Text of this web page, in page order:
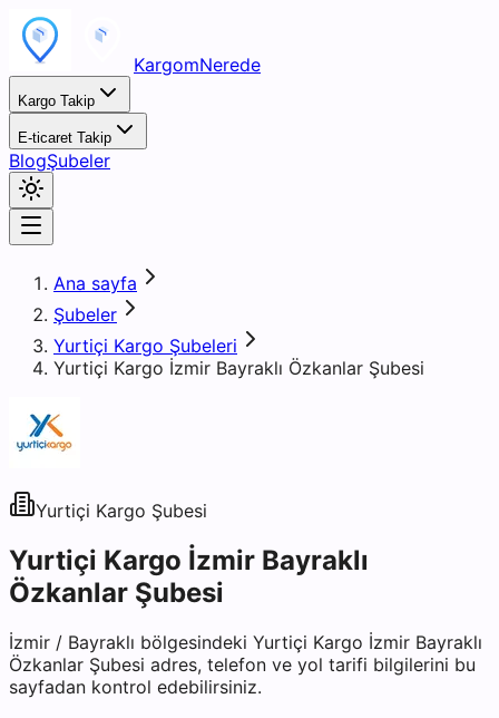
KargomNerede
Kargo Takip
E-ticaret Takip
BlogŞubeler
Ana sayfa
Şubeler
Yurtiçi Kargo Şubeleri
Yurtiçi Kargo İzmir Bayraklı Özkanlar Şubesi
Yurtiçi Kargo Şubesi
Yurtiçi Kargo İzmir Bayraklı
Özkanlar Şubesi
İzmir / Bayraklı bölgesindeki Yurtiçi Kargo İzmir Bayraklı
Özkanlar Şubesi adres, telefon ve yol tarifi bilgilerini bu
sayfadan kontrol edebilirsiniz.